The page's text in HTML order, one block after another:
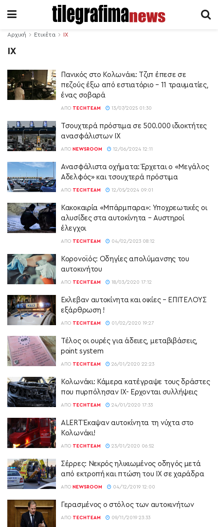
Αρχική Ετικέτα ΙΧ
ΙΧ
Πανικός στο Κολωνάκι: Τζιπ έπεσε σε
πεζούς έξω από εστιατόριο – 11 τραυματίες,
ένας σοβαρά
ΑΠΌ TECHTEAM 13/07/2025 01:30
Τσουχτερά πρόστιμα σε 500.000 ιδιοκτήτες
ανασφάλιστων ΙΧ
ΑΠΌ NEWSROOM 12/06/2024 12:11
Ανασφάλιστα οχήματα: Έρχεται ο «Μεγάλος
Αδελφός» και τσουχτερά πρόστιμα
ΑΠΌ TECHTEAM 12/05/2024 09:01
Κακοκαιρία «Μπάρμπαρα»: Υποχρεωτικές οι
αλυσίδες στα αυτοκίνητα – Αυστηροί
έλεγχοι
ΑΠΌ TECHTEAM 04/02/2023 08:12
Κορονοϊός: Οδηγίες απολύμανσης του
αυτοκινήτου
ΑΠΌ TECHTEAM 18/03/2020 17:12
Εκλεβαν αυτοκίνητα και οικίες – ΕΠΙΤΕΛΟΥΣ
εξάρθρωση !
ΑΠΌ TECHTEAM 01/02/2020 19:27
Τέλος οι ουρές για άδειες, μεταβιβάσεις,
point system
ΑΠΌ TECHTEAM 26/01/2020 22:23
Κολωνάκι: Κάμερα κατέγραψε τους δράστες
που πυρπόλησαν ΙΧ- Ερχονται συλλήψεις
ΑΠΌ TECHTEAM 24/01/2020 17:33
ALERT Έκαψαν αυτοκίνητα τη νύχτα στο
Κολωνάκι!
ΑΠΌ TECHTEAM 23/01/2020 06:52
Σέρρες: Νεκρός ηλικιωμένος οδηγός μετά
από εκτροπή και πτώση του ΙΧ σε χαράδρα
ΑΠΌ NEWSROOM 04/12/2019 12:00
Γερασμένος ο στόλος των αυτοκινήτων
ΑΠΌ TECHTEAM 09/11/2019 23:33